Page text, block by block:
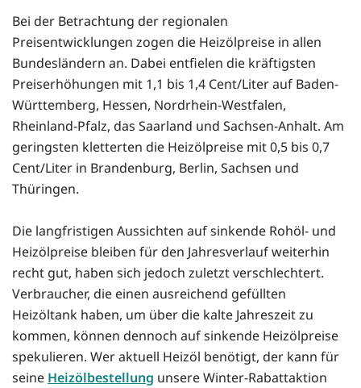
Bei der Betrachtung der regionalen
Preisentwicklungen zogen die Heizölpreise in allen
Bundesländern an. Dabei entfielen die kräftigsten
Preiserhöhungen mit 1,1 bis 1,4 Cent/Liter auf Baden-
Württemberg, Hessen, Nordrhein-Westfalen,
Rheinland-Pfalz, das Saarland und Sachsen-Anhalt. Am
geringsten kletterten die Heizölpreise mit 0,5 bis 0,7
Cent/Liter in Brandenburg, Berlin, Sachsen und
Thüringen.
Die langfristigen Aussichten auf sinkende Rohöl- und
Heizölpreise bleiben für den Jahresverlauf weiterhin
recht gut, haben sich jedoch zuletzt verschlechtert.
Verbraucher, die einen ausreichend gefüllten
Heizöltank haben, um über die kalte Jahreszeit zu
kommen, können dennoch auf sinkende Heizölpreise
spekulieren. Wer aktuell Heizöl benötigt, der kann für
seine Heizölbestellung unsere Winter-Rabattaktion